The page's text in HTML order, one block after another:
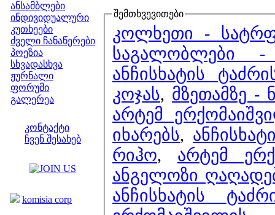
ანსამბლები
ინდივიდუალური
კუთხეები
ძველი ჩანაწერები
პოეზია
სხვადასხვა
ჟურნალი
ფორუმი
გალერეა
კონტაქტი
ჩვენ შესახებ
komisia corp
შემთხვევითები
კოლხეთი -
საგალობლები
ანჩისხატის
კოჯას, მზეთამზე -
არტემ
იხარებს,
რიჰო, არტემ
ანგელოზი
ანჩისხატის